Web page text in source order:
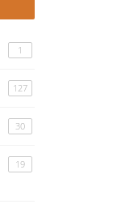
1
127
30
19